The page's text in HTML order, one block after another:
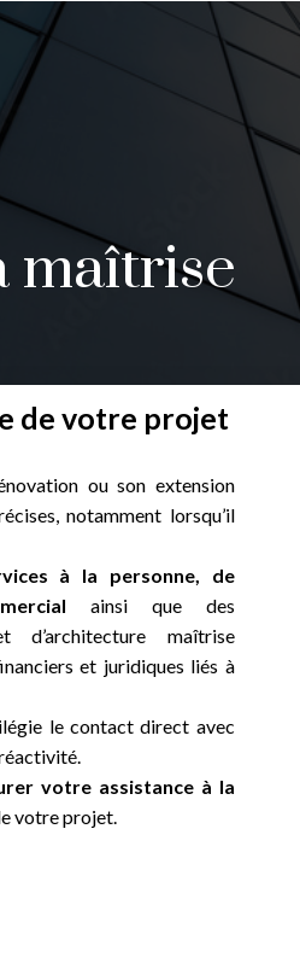
maîtrise
de votre projet
ou son extension
notamment lorsqu’il
à la personne, de
ainsi que des
d’architecture maîtrise
et juridiques liés à
le contact direct avec
votre assistance à la
votre projet.